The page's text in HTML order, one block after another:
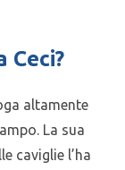
Ceci?
altamente
La sua
caviglie l’ha